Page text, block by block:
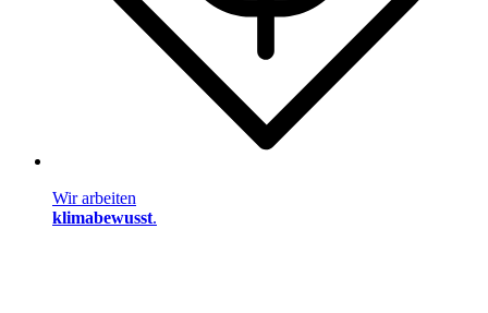
Wir arbeiten
klimabewusst.